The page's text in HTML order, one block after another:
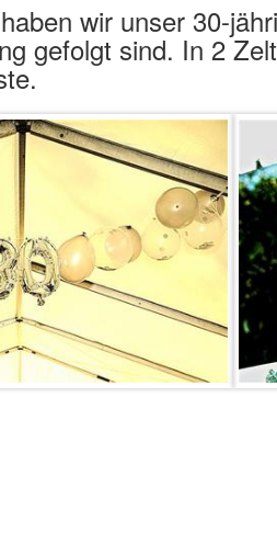
wir unser 30-
gefolgt sind. In 2